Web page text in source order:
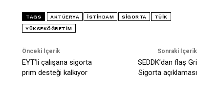
TAGS AKTÜERYA ISTIHDAM SIGORTA TÜİK
YÜKSEKÖĞRETIM
Önceki İçerik
EYT’li çalışana sigorta
prim desteği kalkıyor
Sonraki İçerik
SEDDK’dan flaş Gri
Sigorta açıklaması